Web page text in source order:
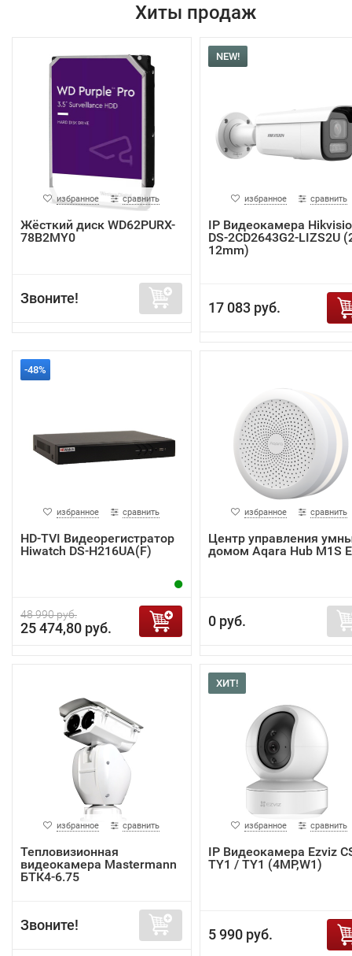
Хиты продаж
избранное сравнить
Жёсткий диск WD62PURX-
78B2MY0
Звоните!
NEW!
избранное сравнить
IP Видеокамера
DS-2CD2643G2-LIZS2U
12mm)
17 083 руб.
-48%
избранное сравнить
HD-TVI Видеорегистратор
Hiwatch DS-H216UA(F)
48 990 руб.
25 474,80 руб.
избранное сравнить
Центр управления
домом Aqara Hub M1S
0 руб.
избранное сравнить
Тепловизионная
видеокамера Mastermann
БТК4-6.75
Звоните!
ХИТ!
избранное сравнить
IP Видеокамера Ezviz
TY1 / TY1 (4MP,W1)
5 990 руб.